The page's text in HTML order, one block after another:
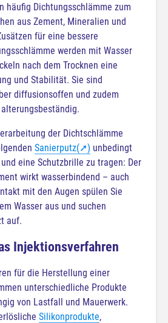
häufig Dichtungsschlämme zum
aus Zement, Mineralien und
für eine bessere
werden mit Wasser
nach dem Trocknen eine
und Stabilität. Sie sind
diffusionsoffen und zudem
der Dichtschlämme
Sanierputz(➚) unbedingt
eine Schutzbrille zu tragen: Der
wirkt wasserbindend – auch
mit den Augen spülen Sie
Wasser aus und suchen
auf.
Injektionsverfahren
für die Herstellung einer
unterschiedliche Produkte
von Lastfall und Mauerwerk.
Silikonprodukte,